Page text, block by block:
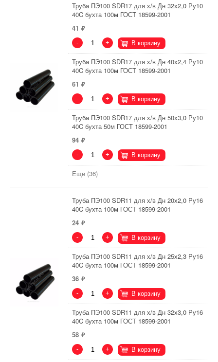
Труба ПЭ100 SDR17 для х/в Дн 32х2,0 Ру10
40C бухта 100м ГОСТ 18599-2001
41
- + В корзину
Труба ПЭ100 SDR17 для х/в Дн 40х2,4 Ру10
40C бухта 100м ГОСТ 18599-2001
61
- + В корзину
Труба ПЭ100 SDR17 для х/в Дн 50х3,0 Ру10
40C бухта 50м ГОСТ 18599-2001
94
- + В корзину
Еще (36)
Труба ПЭ100 SDR11 для х/в Дн 20х2,0 Ру16
40C бухта 100м ГОСТ 18599-2001
24
- + В корзину
Труба ПЭ100 SDR11 для х/в Дн 25х2,3 Ру16
40C бухта 100м ГОСТ 18599-2001
36
- + В корзину
Труба ПЭ100 SDR11 для х/в Дн 32х3,0 Ру16
40C бухта 100м ГОСТ 18599-2001
58
- + В корзину